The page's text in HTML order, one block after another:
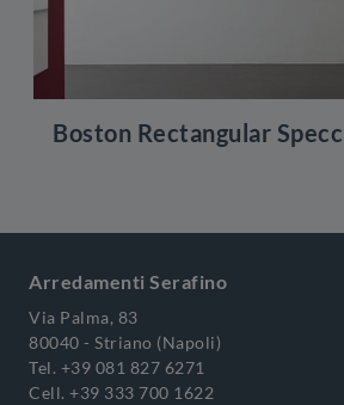
Boston Rectangular
Arredamenti Serafino
Via Palma, 83
80040 - Striano (Napoli)
Tel. +39 081 827 6271
Cell. +39 333 700 1622